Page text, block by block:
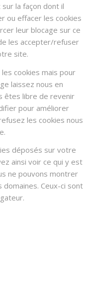
la façon dont il
ou effacer les cookies
leur blocage sur ce
les accepter/refuser
site.
cookies mais pour
laissez nous en
êtes libre de revenir
pour améliorer
les cookies nous
déposés sur votre
ainsi voir ce qui y est
ne pouvons montrer
Ceux-ci sont